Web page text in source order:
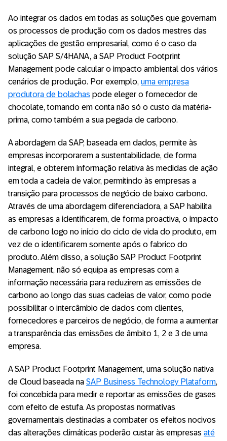
Ao integrar os dados em todas as soluções que governam
os processos de produção com os dados mestres das
aplicações de gestão empresarial, como é o caso da
solução SAP S/4HANA, a SAP Product Footprint
Management pode calcular o impacto ambiental dos vários
cenários de produção. Por exemplo, uma empresa
produtora de bolachas pode eleger o fornecedor de
chocolate, tomando em conta não só o custo da matéria-
prima, como também a sua pegada de carbono.
A abordagem da SAP, baseada em dados, permite às
empresas incorporarem a sustentabilidade, de forma
integral, e obterem informação relativa às medidas de ação
em toda a cadeia de valor, permitindo às empresas a
transição para processos de negócio de baixo carbono.
Através de uma abordagem diferenciadora, a SAP habilita
as empresas a identificarem, de forma proactiva, o impacto
de carbono logo no início do ciclo de vida do produto, em
vez de o identificarem somente após o fabrico do
produto. Além disso, a solução SAP Product Footprint
Management, não só equipa as empresas com a
informação necessária para reduzirem as emissões de
carbono ao longo das suas cadeias de valor, como pode
possibilitar o intercâmbio de dados com clientes,
fornecedores e parceiros de negócio, de forma a aumentar
a transparência das emissões de âmbito 1, 2 e 3 de uma
empresa.
A SAP Product Footprint Management, uma solução nativa
de Cloud baseada na SAP Business Technology Plataform,
foi concebida para medir e reportar as emissões de gases
com efeito de estufa. As propostas normativas
governamentais destinadas a combater os efeitos nocivos
das alterações climáticas poderão custar às empresas até